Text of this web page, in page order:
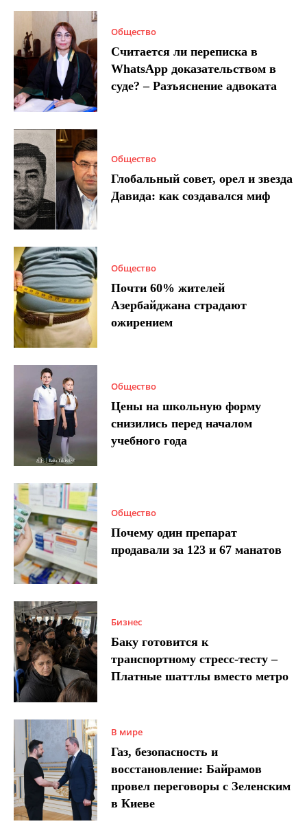
Общество
Считается ли переписка в
WhatsApp доказательством в
суде? – Разъяснение адвоката
Общество
Глобальный совет, орел и звезда
Давида: как создавался миф
Общество
Почти 60% жителей
Азербайджана страдают
ожирением
Общество
Цены на школьную форму
снизились перед началом
учебного года
Общество
Почему один препарат
продавали за 123 и 67 манатов
Бизнес
Баку готовится к
транспортному стресс-тесту –
Платные шаттлы вместо метро
В мире
Газ, безопасность и
восстановление: Байрамов
провел переговоры с Зеленским
в Киеве